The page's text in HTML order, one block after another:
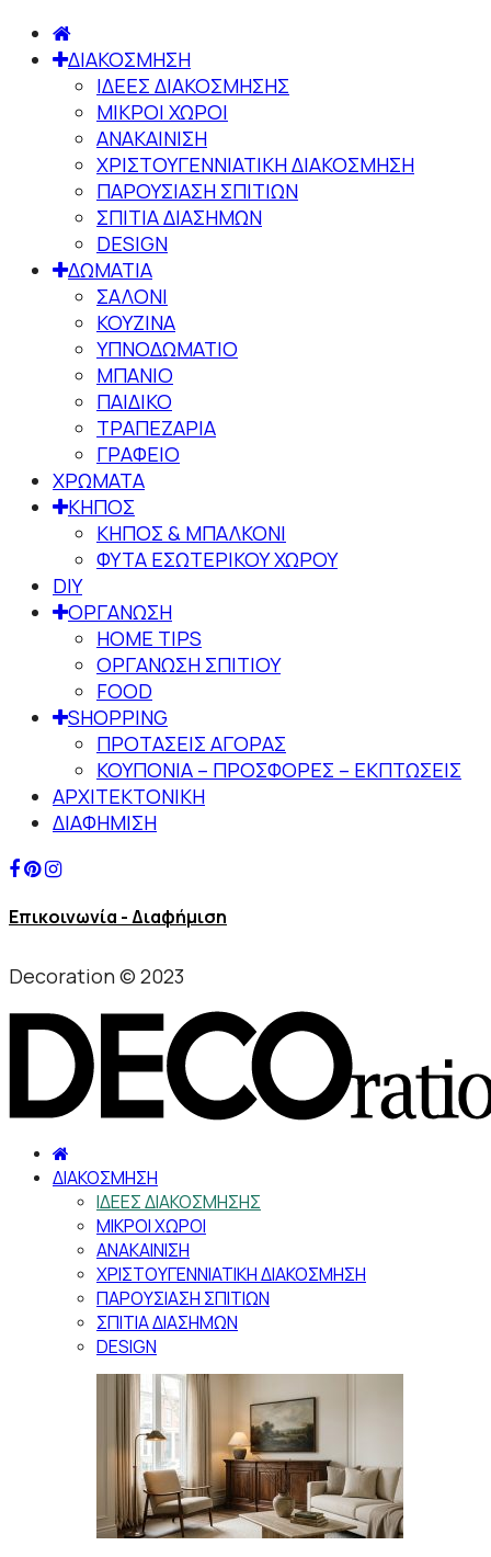
ΔΙΑΚΟΣΜΗΣΗ
ΙΔΕΕΣ ΔΙΑΚΟΣΜΗΣΗΣ
ΜΙΚΡΟΙ ΧΩΡΟΙ
ΑΝΑΚΑΙΝΙΣΗ
ΧΡΙΣΤΟΥΓΕΝΝΙΑΤΙΚΗ ΔΙΑΚΟΣΜΗΣΗ
ΠΑΡΟΥΣΙΑΣΗ ΣΠΙΤΙΩΝ
ΣΠΙΤΙΑ ΔΙΑΣΗΜΩΝ
DESIGN
ΔΩΜΑΤΙΑ
ΣΑΛΟΝΙ
ΚΟΥΖΙΝΑ
ΥΠΝΟΔΩΜΑΤΙΟ
ΜΠΑΝΙΟ
ΠΑΙΔΙΚΟ
ΤΡΑΠΕΖΑΡΙΑ
ΓΡΑΦΕΙΟ
ΧΡΩΜΑΤΑ
ΚΗΠΟΣ
ΚΗΠΟΣ & ΜΠΑΛΚΟΝΙ
ΦΥΤΑ ΕΣΩΤΕΡΙΚΟΥ ΧΩΡΟΥ
DIY
ΟΡΓΑΝΩΣΗ
HOME TIPS
ΟΡΓΑΝΩΣΗ ΣΠΙΤΙΟΥ
FOOD
SHOPPING
ΠΡΟΤΑΣΕΙΣ ΑΓΟΡΑΣ
ΚΟΥΠΟΝΙΑ – ΠΡΟΣΦΟΡΕΣ – ΕΚΠΤΩΣΕΙΣ
ΑΡΧΙΤΕΚΤΟΝΙΚΗ
ΔΙΑΦΗΜΙΣΗ
Επικοινωνία - Διαφήμιση
Decoration © 2023
ΔΙΑΚΟΣΜΗΣΗ
ΙΔΕΕΣ ΔΙΑΚΟΣΜΗΣΗΣ
ΜΙΚΡΟΙ ΧΩΡΟΙ
ΑΝΑΚΑΙΝΙΣΗ
ΧΡΙΣΤΟΥΓΕΝΝΙΑΤΙΚΗ ΔΙΑΚΟΣΜΗΣΗ
ΠΑΡΟΥΣΙΑΣΗ ΣΠΙΤΙΩΝ
ΣΠΙΤΙΑ ΔΙΑΣΗΜΩΝ
DESIGN